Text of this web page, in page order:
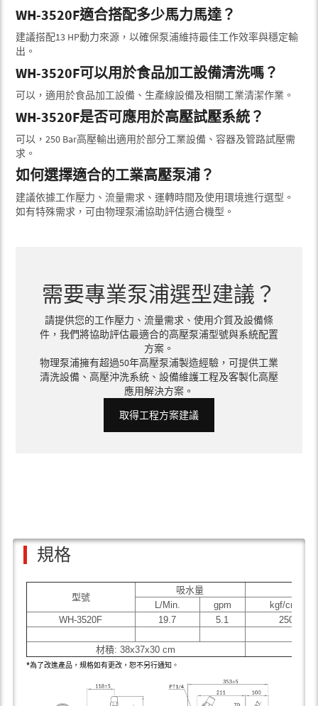
WH-3520F適合搭配多少馬力馬達？
建議搭配13 HP動力來源，以確保泵浦維持最佳工作效率與穩定輸
出。
WH-3520F可以用於食品加工設備清洗嗎？
可以，適用於食品加工設備、生產線設備及相關工業清潔作業。
WH-3520F是否可應用於高壓試壓系統？
可以，250 Bar高壓輸出適用於部分工業設備、容器及管路試壓需
求。
如何選擇適合的工業高壓泵浦？
建議依據工作壓力、流量需求、運轉時間及使用環境進行選型。
如有特殊需求，可由物理泵浦協助評估適合機型。
需要專業泵浦選型建議？
請提供您的工作壓力、流量需求、使用介質及設備條
件，我們將協助評估最適合的高壓泵浦型號與系統配置
方案。
物理泵浦擁有超過50年高壓泵浦製造經驗，可提供工業
清洗設備、高壓沖洗系統、設備維護工程及客製化高壓
應用解決方案。
取得工程方案建議
規格
型號
吸水量
L/Min.
gpm kgf/cm
WH-3520F 19.7 5.1 250
材積: 38x37x30 cm
*為了改進產品，規格如有更改，恕不另行通知。